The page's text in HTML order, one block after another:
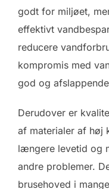
godt for miljøet,
effektivt
reducere
kompromis med
god og
Derudover er
af materialer af høj
længere levetid og
andre problemer.
brusehoved i